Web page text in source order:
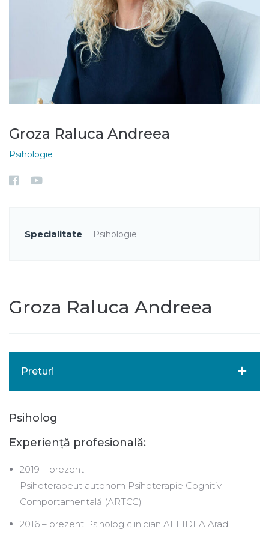
Groza Raluca Andreea
Psihologie
Specialitate Psihologie
Groza Raluca Andreea
Preturi
Psiholog
Experiență profesională:
2019 – prezent
Psihoterapeut autonom Psihoterapie Cognitiv-
Comportamentală (ARTCC)
2016 – prezent Psiholog clinician AFFIDEA Arad